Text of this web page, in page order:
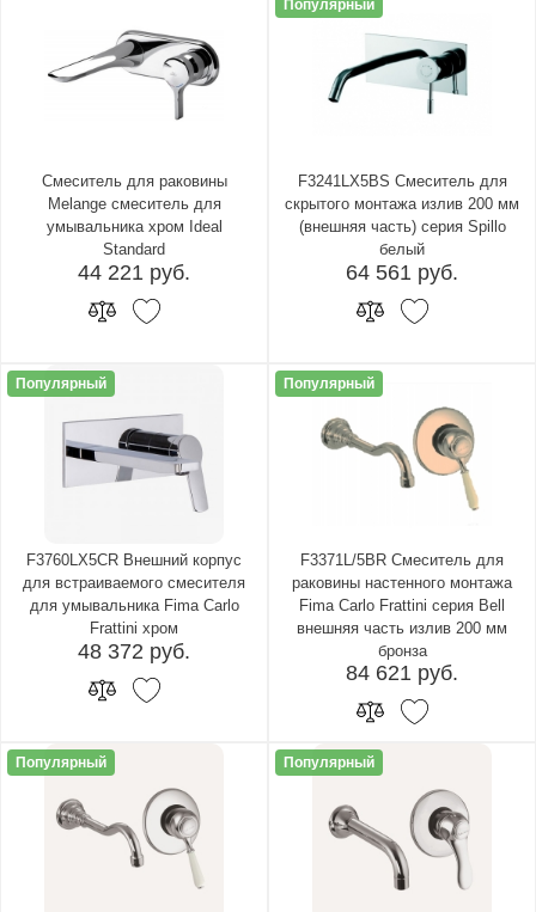
Смеситель для раковины
Melange смеситель для
умывальника хром Ideal
Standard
44 221 руб.
Популярный
F3241LX5BS Смеситель для
скрытого монтажа излив 200 мм
(внешняя часть) серия Spillo
белый
64 561 руб.
Популярный
F3760LX5CR Внешний корпус
для встраиваемого смесителя
для умывальника Fima Carlo
Frattini хром
48 372 руб.
Популярный
F3371L/5BR Cмеситель для
раковины настенного монтажа
Fima Carlo Frattini серия Bell
внешняя часть излив 200 мм
бронза
84 621 руб.
Популярный Популярный